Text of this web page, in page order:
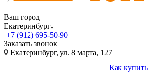
Ваш город
Екатеринбург
+7 (912) 695-50-90
Заказать звонок
Екатеринбург, ул. 8 марта, 127
Как купить